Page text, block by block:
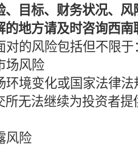
、目标、财务状况、
的地方请及时咨询西
对的风险包括但不限于
场风险
环境变化或国家法律法
所无法继续为投资者
风险